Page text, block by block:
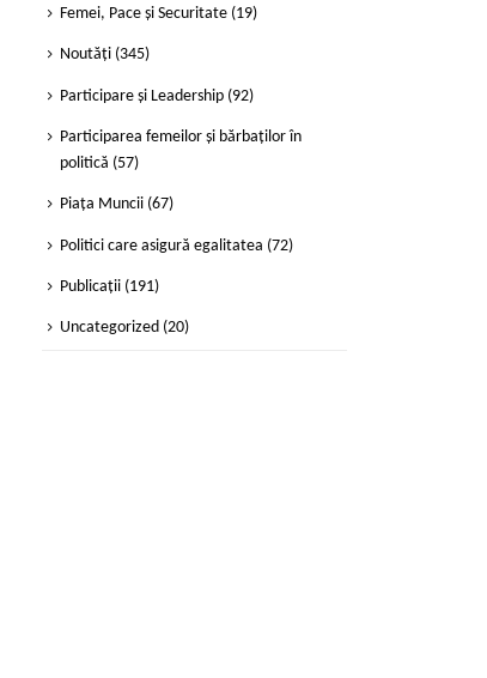
Femei, Pace și Securitate (19)
Noutăți (345)
Participare și Leadership (92)
Participarea femeilor și bărbaților în
politică (57)
Piața Muncii (67)
Politici care asigură egalitatea (72)
Publicații (191)
Uncategorized (20)